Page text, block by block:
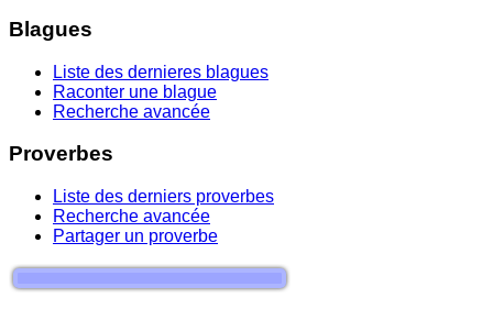
Blagues
Liste des dernieres blagues
Raconter une blague
Recherche avancée
Proverbes
Liste des derniers proverbes
Recherche avancée
Partager un proverbe